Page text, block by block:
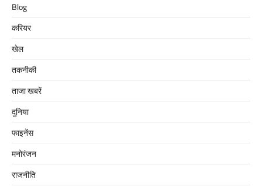
Blog
करियर
खेल
तकनीकी
ताजा खबरें
दुनिया
फाइनेंस
मनोरंजन
राजनीति